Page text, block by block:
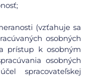
(vzťahuje sa
osobných
prístup k osobným
osobných
spracovateľskej